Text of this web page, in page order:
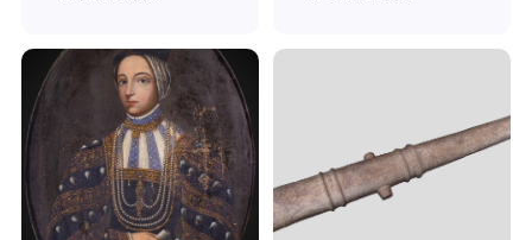
Острога" Рівненської
обласної ради
Острога" Рівненської